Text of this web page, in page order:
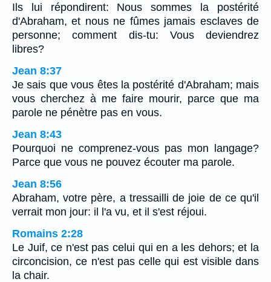
Ils lui répondirent: Nous sommes la postérité
d'Abraham, et nous ne fûmes jamais esclaves de
personne; comment dis-tu: Vous deviendrez
libres?
Jean 8:37
Je sais que vous êtes la postérité d'Abraham; mais
vous cherchez à me faire mourir, parce que ma
parole ne pénètre pas en vous.
Jean 8:43
Pourquoi ne comprenez-vous pas mon langage?
Parce que vous ne pouvez écouter ma parole.
Jean 8:56
Abraham, votre père, a tressailli de joie de ce qu'il
verrait mon jour: il l'a vu, et il s'est réjoui.
Romains 2:28
Le Juif, ce n'est pas celui qui en a les dehors; et la
circoncision, ce n'est pas celle qui est visible dans
la chair.